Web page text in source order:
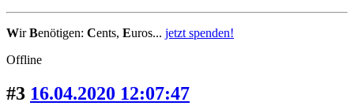
WirBenötigen: Cents, Euros... jetzt spenden!
Offline
#3 16.04.2020 12:07:47